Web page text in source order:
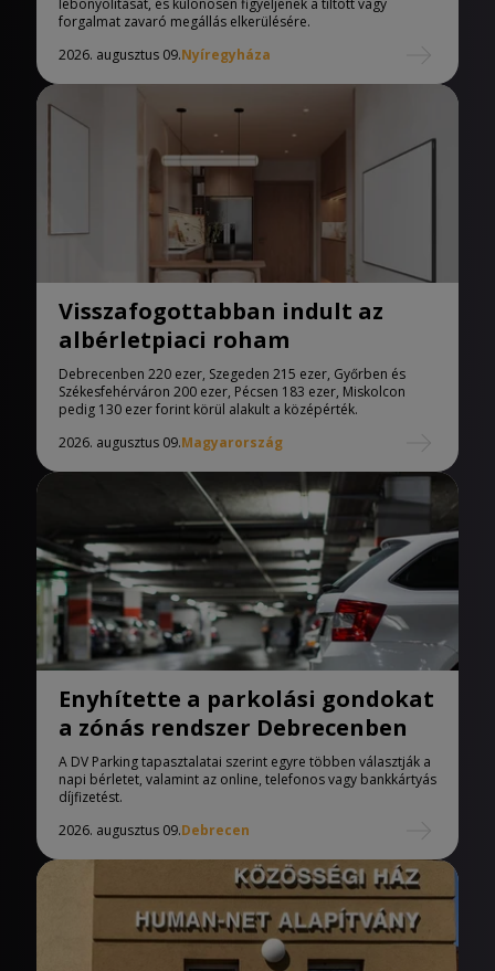
lebonyolítását, és különösen figyeljenek a tiltott vagy
forgalmat zavaró megállás elkerülésére.
2026. augusztus 09.Nyíregyháza
Visszafogottabban indult az
albérletpiaci roham
Debrecenben 220 ezer, Szegeden 215 ezer, Győrben és
Székesfehérváron 200 ezer, Pécsen 183 ezer, Miskolcon
pedig 130 ezer forint körül alakult a középérték.
2026. augusztus 09.Magyarország
Enyhítette a parkolási gondokat
a zónás rendszer Debrecenben
A DV Parking tapasztalatai szerint egyre többen választják a
napi bérletet, valamint az online, telefonos vagy bankkártyás
díjfizetést.
2026. augusztus 09.Debrecen